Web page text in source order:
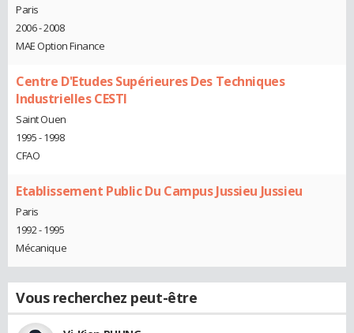
Paris
2006 - 2008
MAE Option Finance
Centre D'Etudes Supérieures Des Techniques
Industrielles CESTI
Saint Ouen
1995 - 1998
CFAO
Etablissement Public Du Campus Jussieu Jussieu
Paris
1992 - 1995
Mécanique
Vous recherchez peut-être